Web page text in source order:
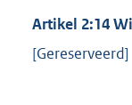
Artikel 2:14
[Gereserveerd]